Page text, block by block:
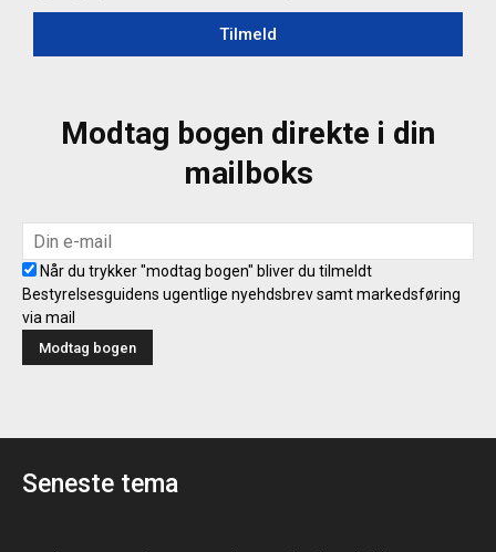
Tilmeld
Modtag bogen direkte i din
mailboks
Når du trykker "modtag bogen" bliver du tilmeldt
Bestyrelsesguidens ugentlige nyehdsbrev samt markedsføring
via mail
Seneste tema